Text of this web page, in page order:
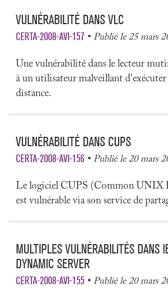
VULNÉRABILITÉ DANS VLC
CERTA-2008-AVI-157 Publié le 25 mars
Une vulnérabilité dans le lecteur
à un utilisateur malveillant
distance.
VULNÉRABILITÉ DANS CUPS
CERTA-2008-AVI-156 Publié le 20 mars
Le logiciel CUPS (Common UNIX
est vulnérable via son service de
MULTIPLES VULNÉRABILITÉS DANS
DYNAMIC SERVER
CERTA-2008-AVI-155 Publié le 20 mars